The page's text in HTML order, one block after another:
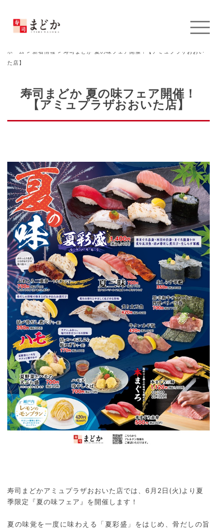
ホーム > 新着情報 > 寿司まどか 夏の味フェア開催！【アミュプラザおおい
た店】
寿司まどか 夏の味フェア開催！
【アミュプラザおおいた店】
寿司まどかアミュプラザおおいた店では、6月2日(火)より夏
季限定『夏の味フェア』を開催します！
夏の味覚を一度に味わえる「夏彩盛」をはじめ、骨だしの旨